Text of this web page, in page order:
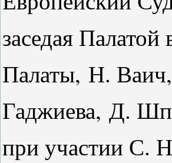
заседая Палатой
Палаты, Н. Ваич,
Гаджиева, Д.
при участии С.